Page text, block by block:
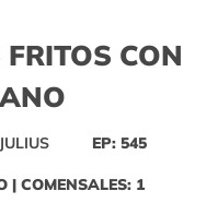
CON
EP: 545
| COMENSALES: 1